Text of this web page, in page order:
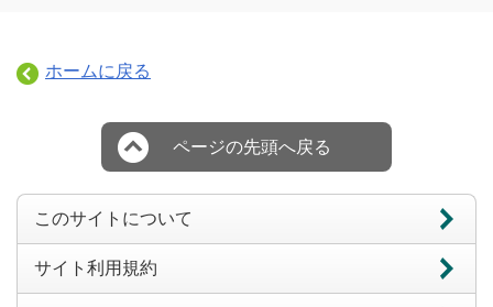
ホームに戻る
ページの先頭へ戻る
このサイトについて
サイト利用規約